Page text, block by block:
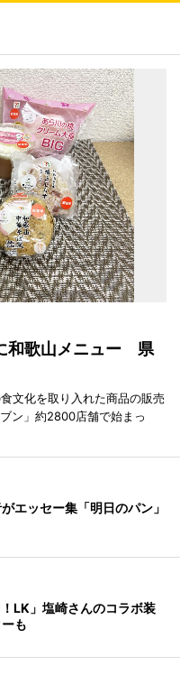
和歌山メニュー 県
文化を取り入れた商品の販売
ン」約2800店舗で始まっ
エッセー集「明日のパン」
LK」塩崎さんのコラボ装
も